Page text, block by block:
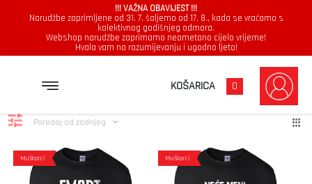
!!! VAŽNA OBAVIJEST !!!
Narudžbe zaprimljene od 31. 7. šaljemo od 17. 8., kada se vraćamo s
kolektivnog godišnjeg odmora.
Webshop narudžbe zaprimamo neometano cijelo vrijeme!
Hvala vam na razumijevanju i ugodno ljeto!
KOŠARICA 0
Smart Prikazuje se svih 2 rezultataPoredano
Poredaj od zadnjeg
Muškarci Muškarci